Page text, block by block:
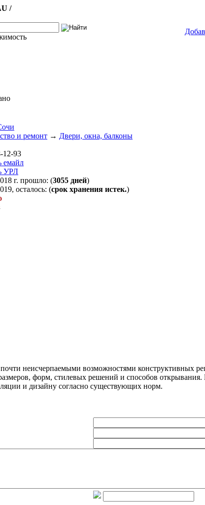
/
и ремонт → Двери, окна, балконы
12-93
емайл
УРЛ
г. прошло: (3055 дней)
осталось: (срок хранения истек.)
неисчерпаемыми возможностями конструктивных
форм, стилевых решений и способов открывания.
и дизайну согласно существующих норм.